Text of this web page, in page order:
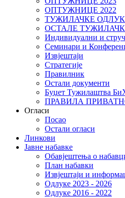
ОПТУЖНИЦЕ 2022
ТУЖИЛАЧКЕ
ОСТАЛЕ
Индивидуални и
Семинари и
Извјештаји
Стратегије
Правилник
Остали документи
Буџет Тужилаштва
ПРАВИЛА
Огласи
Посао
Остали огласи
Линкови
Јавне набавке
Обавјештења о
План набавки
Извјештаји и
Одлуке 2023 - 2026
Одлуке 2016 - 2022